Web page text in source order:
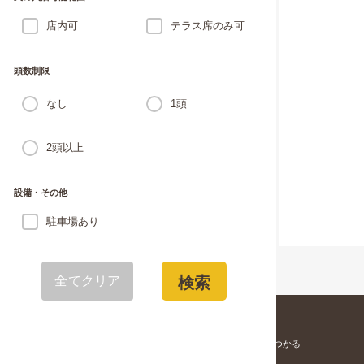
店内可 テラス席のみ可
頭数制限
なし 1頭
2頭以上
設備・その他
駐車場あり
全てクリア 検索
愛犬と寄りそう「家族」が見つかる